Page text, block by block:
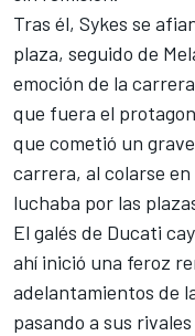
Tras él, Sykes se
plaza, seguido de
emoción de la
que fuera el
que cometió un
carrera, al colarse
luchaba por las
El galés de Ducati
ahí inició una feroz
adelantamientos de
pasando a sus